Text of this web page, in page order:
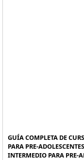
GUÍA COMPLETA DE
PARA PRE-
INTERMEDIO PARA PRE-